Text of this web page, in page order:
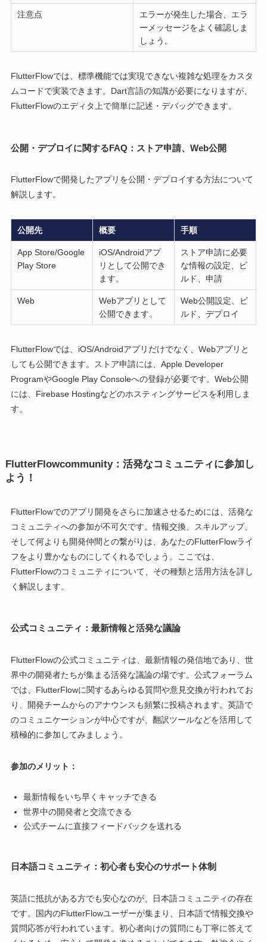
注意点
エラーが発生した場合、エラ
ーメッセージをよく確認しま
しょう。
FlutterFlowでは、標準機能では実現できない複雑な処理をカスタ
ムコードで実装できます。Dart言語の知識が必要になりますが、
FlutterFlowのエディタ上で簡単に記述・デバッグできます。
公開・デプロイに関するFAQ：ストア申請、Web公開
FlutterFlowで開発したアプリを公開・デプロイする方法について
解説します。
公開先 概要 手順
App Store/Google
Play Store
iOS/Androidアプ
リとして公開でき
ます。
ストア申請に必要
な情報の設定、ビ
ルド、申請
Web
Webアプリとして
公開できます。
Web公開設定、ビ
ルド、デプロイ
FlutterFlowでは、iOS/Androidアプリだけでなく、Webアプリと
しても公開できます。ストア申請には、Apple Developer
ProgramやGoogle Play Consoleへの登録が必要です。Web公開
には、Firebase Hostingなどのホスティングサービスを利用しま
す。
FlutterFlowcommunity：活発なコミュニティに参加し
よう！
FlutterFlowでのアプリ開発をさらに加速させるためには、活発な
コミュニティへの参加が不可欠です。情報交換、スキルアップ、
そして何よりも開発仲間との繋がりは、あなたのFlutterFlowライ
フをより豊かなものにしてくれるでしょう。ここでは、
FlutterFlowのコミュニティについて、その種類と活用方法を詳し
く解説します。
公式コミュニティ：最新情報と活発な議論
FlutterFlowの公式コミュニティは、最新情報の発信地であり、世
界中の開発者たちが集まる活発な議論の場です。公式フォーラム
では、FlutterFlowに関するあらゆる質問や意見交換が行われてお
り、開発チームからのアナウンスも頻繁に投稿されます。英語で
のコミュニケーションが中心ですが、翻訳ツールなどを活用して
積極的に参加してみましょう。
参加のメリット：
最新情報をいち早くキャッチできる
世界中の開発者と交流できる
公式チームに直接フィードバックを送れる
日本語コミュニティ：初心者も安心のサポート体制
英語に抵抗がある方でも安心なのが、日本語コミュニティの存在
です。国内のFlutterFlowユーザーが集まり、日本語で情報交換や
質問応答が行われています。初心者向けの質問にも丁寧に答えて